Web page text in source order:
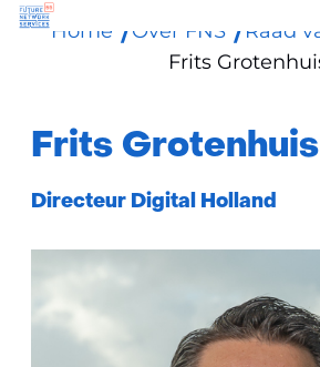
Ga
naar
Home
Over FNS
Raad
Frits
Frits Grotenhuis
Functie:
Directeur Digital Holland